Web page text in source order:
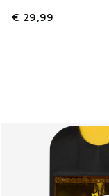
€ 29,99